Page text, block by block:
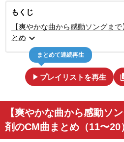
もくじ
【爽やかな曲から感動ソングま
とめ expand_more
play_arrow プレイリストを再生
まとめて連続再生
【爽やかな曲から感動ソ
剤のCM曲まとめ（11〜20